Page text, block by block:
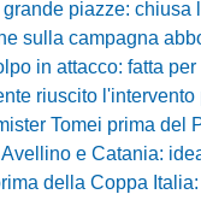
piazze: chiusa la prelazione
abbonamenti: la
in attacco: fatta per
l'intervento per Frank
Potenza: «Mettiamoci l'elmetto, l'obiettivo è
Catania: idea di scambio tra
Italia: al Briamasco arriva il